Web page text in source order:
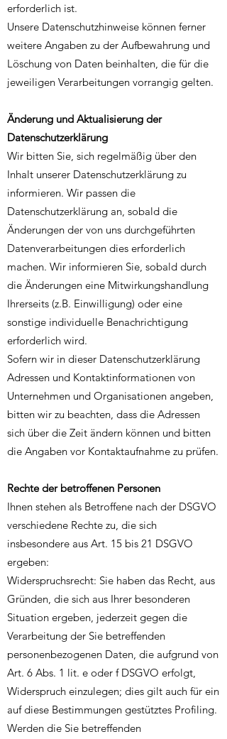
erforderlich ist.
Unsere Datenschutzhinweise können ferner
weitere Angaben zu der Aufbewahrung und
Löschung von Daten beinhalten, die für die
jeweiligen Verarbeitungen vorrangig gelten.
Änderung und Aktualisierung der
Datenschutzerklärung
Wir bitten Sie, sich regelmäßig über den
Inhalt unserer Datenschutzerklärung zu
informieren. Wir passen die
Datenschutzerklärung an, sobald die
Änderungen der von uns durchgeführten
Datenverarbeitungen dies erforderlich
machen. Wir informieren Sie, sobald durch
die Änderungen eine Mitwirkungshandlung
Ihrerseits (z.B. Einwilligung) oder eine
sonstige individuelle Benachrichtigung
erforderlich wird.
Sofern wir in dieser Datenschutzerklärung
Adressen und Kontaktinformationen von
Unternehmen und Organisationen angeben,
bitten wir zu beachten, dass die Adressen
sich über die Zeit ändern können und bitten
die Angaben vor Kontaktaufnahme zu prüfen.
Rechte der betroffenen Personen
Ihnen stehen als Betroffene nach der DSGVO
verschiedene Rechte zu, die sich
insbesondere aus Art. 15 bis 21 DSGVO
ergeben:
Widerspruchsrecht: Sie haben das Recht, aus
Gründen, die sich aus Ihrer besonderen
Situation ergeben, jederzeit gegen die
Verarbeitung der Sie betreffenden
personenbezogenen Daten, die aufgrund von
Art. 6 Abs. 1 lit. e oder f DSGVO erfolgt,
Widerspruch einzulegen; dies gilt auch für ein
auf diese Bestimmungen gestütztes Profiling.
Werden die Sie betreffenden